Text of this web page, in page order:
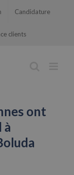
Candidature
clients
ont
à